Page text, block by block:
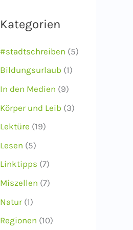
Kategorien
#stadtschreiben (5)
Bildungsurlaub (1)
In den Medien (9)
Körper und Leib (3)
Lektüre (19)
Lesen (5)
Linktipps (7)
Miszellen (7)
Natur(1)
Regionen (10)